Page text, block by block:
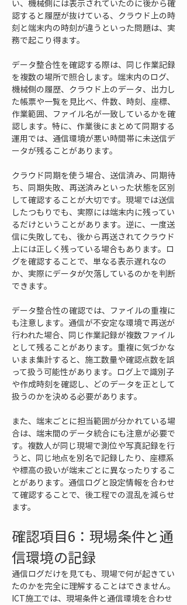
い、機械側には表示されていたのに後から確
認すると履歴が抜けている、クラウド上の時
刻と端末内の時刻が違うといった問題は、実
務で起こり得ます。
データ整合性を確認する際は、同じ作業記録
を複数の場所で照合します。端末内のログ、
機械側の履歴、クラウド上のデータ、出力し
た帳票や一覧を見比べ、件数、時刻、座標、
作業範囲、ファイル名が一致しているかを確
認します。特に、作業後にまとめて同期する
運用では、通信環境が悪い時間帯に未送信デ
ータが残ることがあります。
クラウド同期を使う場合、送信済み、同期待
ち、同期失敗、再送済みといった状態を区別
して確認することが大切です。現場では送信
したつもりでも、実際には端末内に残ってい
るだけということがあります。逆に、一度送
信に失敗しても、後から再送されてクラウド
上には正しく残っている場合もあります。ロ
グを確認することで、単なる表示遅れなの
か、実際にデータが欠落しているのかを判断
できます。
データ整合性の確認では、ファイルの重複に
も注意します。通信が不安定な環境で再送が
行われた場合、同じ作業記録が複数ファイル
として残ることがあります。重複に気づかな
いまま集計すると、施工数量や確認点数を誤
って扱う可能性があります。ログ上で識別子
や作成時刻を確認し、どのデータを正として
扱うのかを決める必要があります。
また、端末ごとに担当範囲が分かれている場
合は、端末間のデータ統合にも注意が必要で
す。複数人が同じ現場で測位や写真記録を行
うと、同じ地点を別名で記録したり、座標系
や標高の扱いが端末ごとに異なったりするこ
とがあります。通信ログと設定情報を合わせ
て確認することで、後工程での混乱を減らせ
ます。
確認項目6：現場条件と通
信環境の記録
通信ログだけを見ても、現場で何が起きてい
たのかを完全に理解することはできません。
ICT施工では、現場条件と通信環境を合わせ